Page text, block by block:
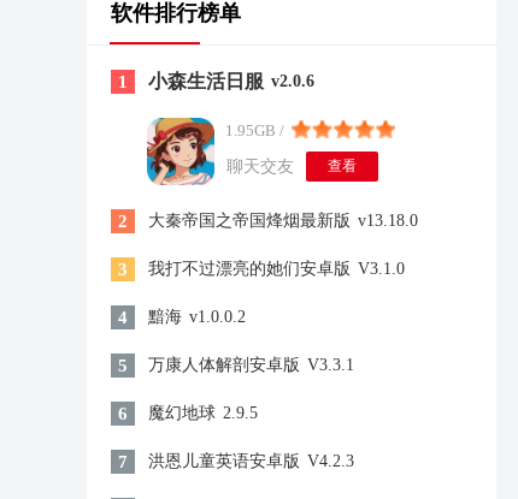
软件排行榜单
1 小森生活日服 v2.0.6
1.95GB /
聊天交友
查看
2 大秦帝国之帝国烽烟最新版 v13.18.0
3 我打不过漂亮的她们安卓版 V3.1.0
4 黯海 v1.0.0.2
5 万康人体解剖安卓版 V3.3.1
6 魔幻地球 2.9.5
7 洪恩儿童英语安卓版 V4.2.3